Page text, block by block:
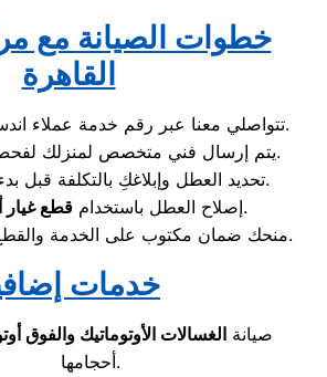
خطوات الصيانة مع
القاهرة
📞 تتواصلي معنا عبر رقم خدمة عملاء اندست القاهرة.
🚚 يتم إرسال فني متخصص لمنزلك لفحص الغسالة.
🔎 تحديد العطل وإبلاغكِ بالتكلفة قبل بدء الإصلاح.
🛠️ إصلاح العطل باستخدام قطع غيار
.
📝 منحك ضمان مكتوب على الخدمة والقطع المستبدلة.
خدمات
صيانة الغسالات الأوتوماتيك والفوق
أحجامها.